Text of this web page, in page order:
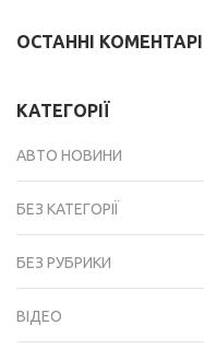
ОСТАННІ КОМЕНТАРІ
КАТЕГОРІЇ
АВТО НОВИНИ
БЕЗ КАТЕГОРІЇ
БЕЗ РУБРИКИ
ВІДЕО